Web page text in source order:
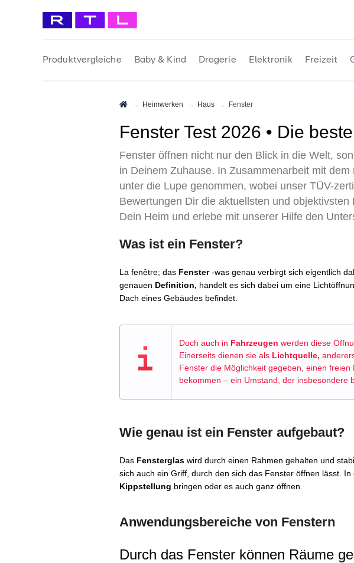
Produktvergleiche Baby & Kind Drogerie Elektronik Freizeit
Heimwerken Haus Fenster
Fenster Test 2026 • Die
Fenster öffnen nicht nur den Blick in die Welt,
in Deinem Zuhause. In Zusammenarbeit mit
unter die Lupe genommen, wobei unser TÜV-
Bewertungen Dir die aktuellsten und
Dein Heim und erlebe mit unserer Hilfe den
Was ist ein Fenster?
La fenêtre; das Fenster-was genau verbirgt sich eigentlich
genauen Definition, handelt es sich dabei um eine
Dach eines Gebäudes befindet.
Doch auch in Fahrzeugen werden diese
Einerseits dienen sie als Lichtquelle,
Fenster die Möglichkeit gegeben, einen freien
bekommen – ein Umstand, der insbesondere
Wie genau ist ein Fenster aufgebaut?
Das Fensterglas wird durch einen Rahmen gehalten und
sich auch ein Griff, durch den sich das Fenster öffnen lässt.
Kippstellung bringen oder es auch ganz öffnen.
Anwendungsbereiche von Fenstern
Durch das Fenster können Räume